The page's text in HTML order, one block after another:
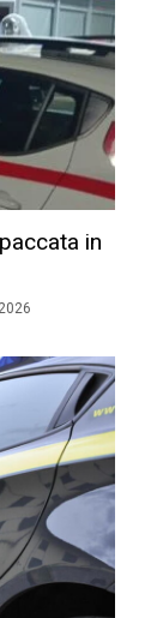
in